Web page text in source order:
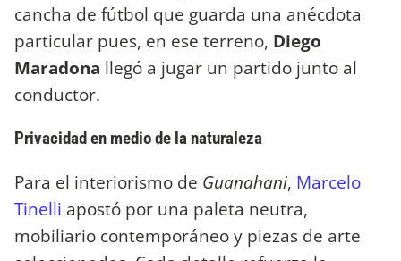
cancha de fútbol que guarda una anécdota
particular pues, en ese terreno, Diego
Maradona llegó a jugar un partido junto al
conductor.
Privacidad en medio de la naturaleza
Para el interiorismo de Guanahani, Marcelo
Tinelli apostó por una paleta neutra,
mobiliario contemporáneo y piezas de arte